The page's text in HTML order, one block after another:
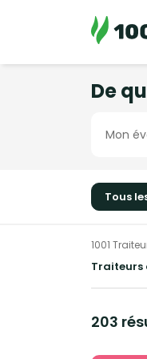
De
Tous
1001
Traiteurs
203